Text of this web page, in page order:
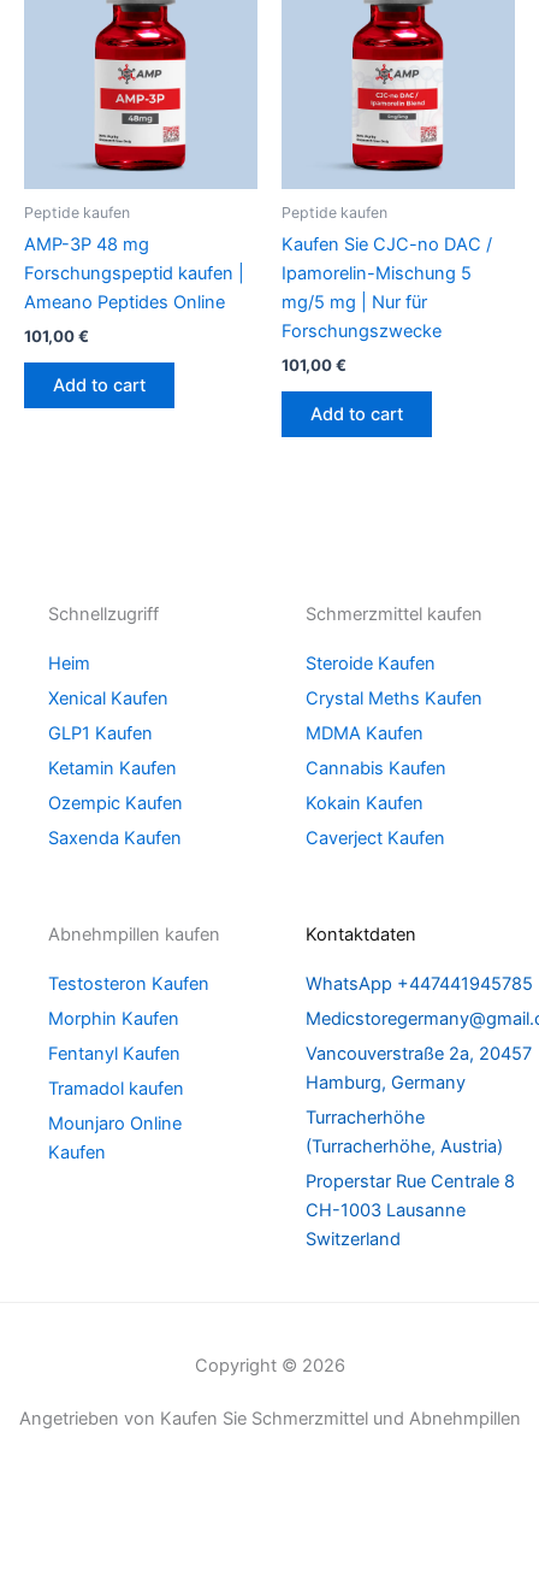
Peptide kaufen
AMP-3P 48 mg
Forschungspeptid kaufen |
Ameano Peptides Online
101,00€
Add to cart
Peptide kaufen
Kaufen Sie CJC-no DAC /
Ipamorelin-Mischung 5
mg/5 mg | Nur für
Forschungszwecke
101,00€
Add to cart
Schnellzugriff
Heim
Xenical Kaufen
GLP1 Kaufen
Ketamin Kaufen
Ozempic Kaufen
Saxenda Kaufen
Schmerzmittel kaufen
Steroide Kaufen
Crystal Meths Kaufen
MDMA Kaufen
Cannabis Kaufen
Kokain Kaufen
Caverject Kaufen
Abnehmpillen kaufen
Testosteron Kaufen
Morphin Kaufen
Fentanyl Kaufen
Tramadol kaufen
Mounjaro Online
Kaufen
Kontaktdaten
WhatsApp +447441945785
Vancouverstraße 2a, 20457
Hamburg, Germany
Turracherhöhe
(Turracherhöhe, Austria)
Properstar Rue Centrale 8
CH-1003 Lausanne
Switzerland
Copyright © 2026
Angetrieben von Kaufen Sie Schmerzmittel und Abnehmpillen